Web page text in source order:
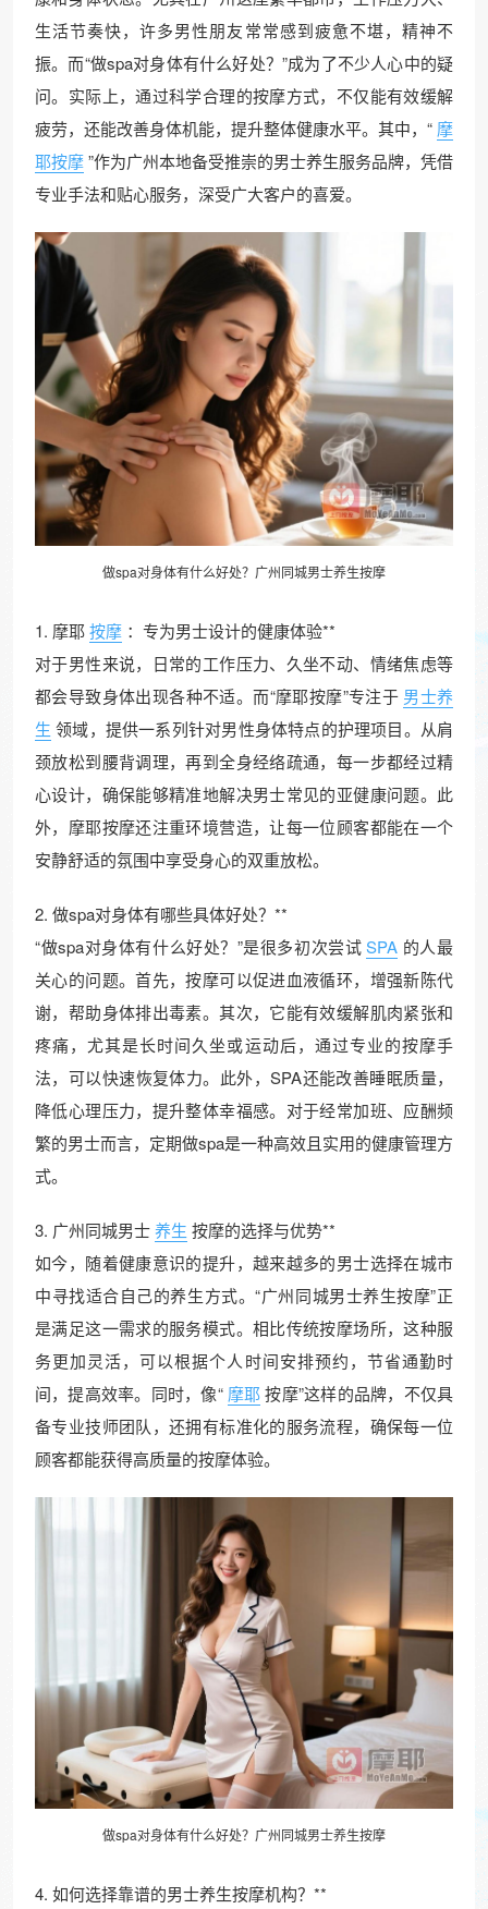
生活节奏快，许多男性朋友常常感到疲惫不堪，精神不
振。而“做spa对身体有什么好处？”成为了不少人心中的疑
问。实际上，通过科学合理的按摩方式，不仅能有效缓解
疲劳，还能改善身体机能，提升整体健康水平。其中，“ 摩
耶按摩”作为广州本地备受推崇的男士养生服务品牌，凭借
专业手法和贴心服务，深受广大客户的喜爱。
做spa对身体有什么好处？广州同城男士养生按摩
1. 摩耶按摩 ：专为男士设计的健康体验**
对于男性来说，日常的工作压力、久坐不动、情绪焦虑等
都会导致身体出现各种不适。而“摩耶按摩”专注于 男士养
生 领域，提供一系列针对男性身体特点的护理项目。从肩
颈放松到腰背调理，再到全身经络疏通，每一步都经过精
心设计，确保能够精准地解决男士常见的亚健康问题。此
外，摩耶按摩还注重环境营造，让每一位顾客都能在一个
安静舒适的氛围中享受身心的双重放松。
2. 做spa对身体有哪些具体好处？**
“做spa对身体有什么好处？”是很多初次尝试 SPA 的人最
关心的问题。首先，按摩可以促进血液循环，增强新陈代
谢，帮助身体排出毒素。其次，它能有效缓解肌肉紧张和
疼痛，尤其是长时间久坐或运动后，通过专业的按摩手
法，可以快速恢复体力。此外，SPA还能改善睡眠质量，
降低心理压力，提升整体幸福感。对于经常加班、应酬频
繁的男士而言，定期做spa是一种高效且实用的健康管理方
式。
3. 广州同城男士养生 按摩的选择与优势**
如今，随着健康意识的提升，越来越多的男士选择在城市
中寻找适合自己的养生方式。“广州同城男士养生按摩”正
是满足这一需求的服务模式。相比传统按摩场所，这种服
务更加灵活，可以根据个人时间安排预约，节省通勤时
间，提高效率。同时，像“ 摩耶 按摩”这样的品牌，不仅具
备专业技师团队，还拥有标准化的服务流程，确保每一位
顾客都能获得高质量的按摩体验。
做spa对身体有什么好处？广州同城男士养生按摩
4. 如何选择靠谱的男士养生按摩机构？**